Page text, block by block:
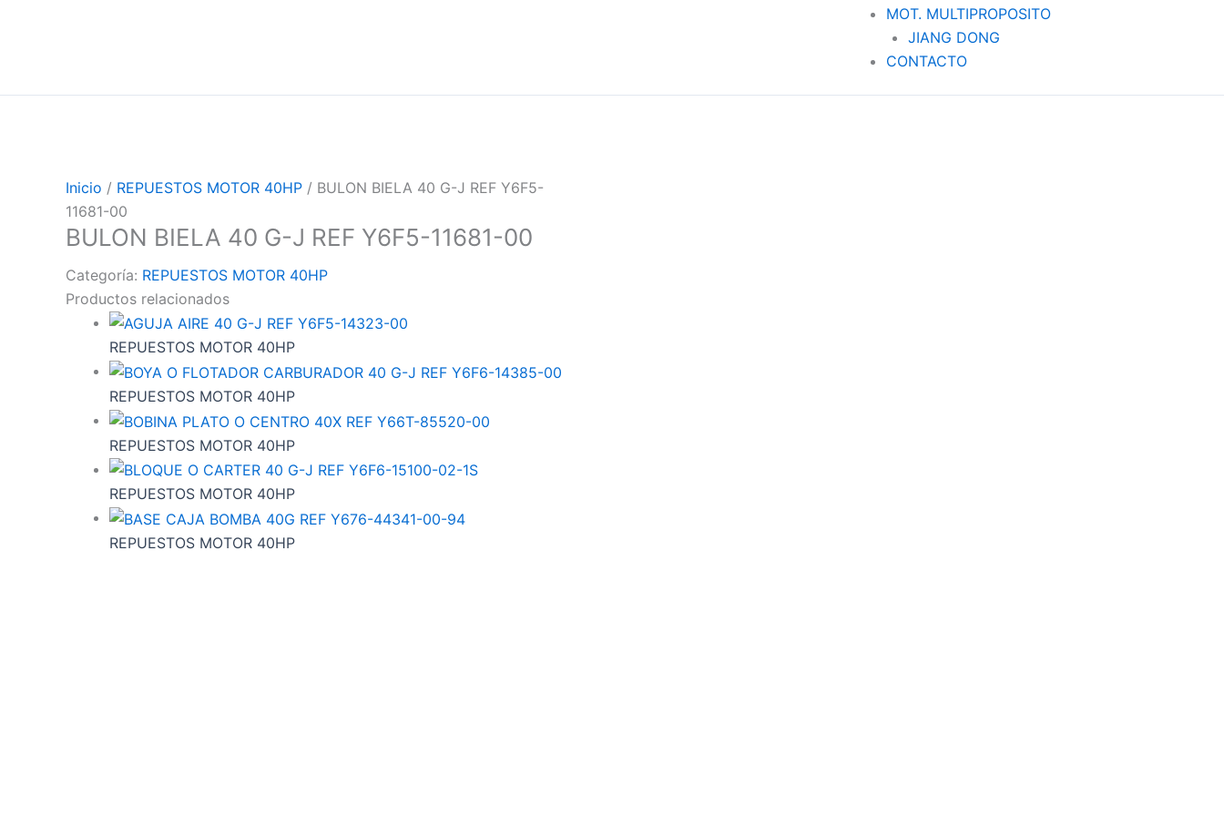
MOT. MULTIPROPOSITO
JIANG DONG
CONTACTO
Inicio / REPUESTOS MOTOR 40HP / BULON BIELA 40 G-J REF Y6F5-
11681-00
BULON BIELA 40 G-J REF Y6F5-11681-00
Categoría: REPUESTOS MOTOR 40HP
Productos relacionados
REPUESTOS MOTOR 40HP
REPUESTOS MOTOR 40HP
REPUESTOS MOTOR 40HP
REPUESTOS MOTOR 40HP
REPUESTOS MOTOR 40HP